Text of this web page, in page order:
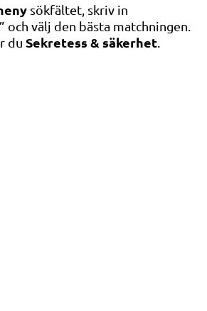
sökfältet, skriv in
och välj den bästa matchningen.
du Sekretess & säkerhet